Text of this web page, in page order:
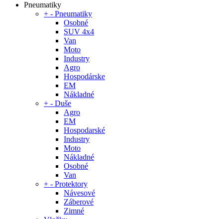
Pneumatiky
+ - Pneumatiky
Osobné
SUV 4x4
Van
Moto
Industry
Agro
Hospodárske
EM
Nákladné
+ - Duše
Agro
EM
Hospodarské
Industry
Moto
Nákladné
Osobné
Van
+ - Protektory
Návesové
Záberové
Zimné